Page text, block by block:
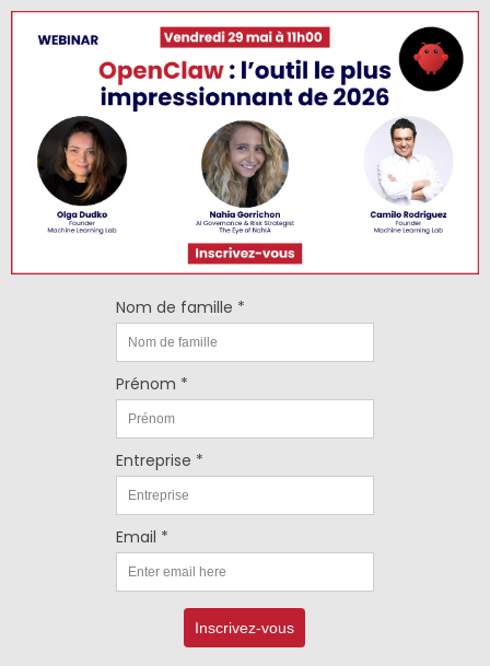
Nom de famille *
Prénom *
Entreprise *
Email *
Inscrivez-vous